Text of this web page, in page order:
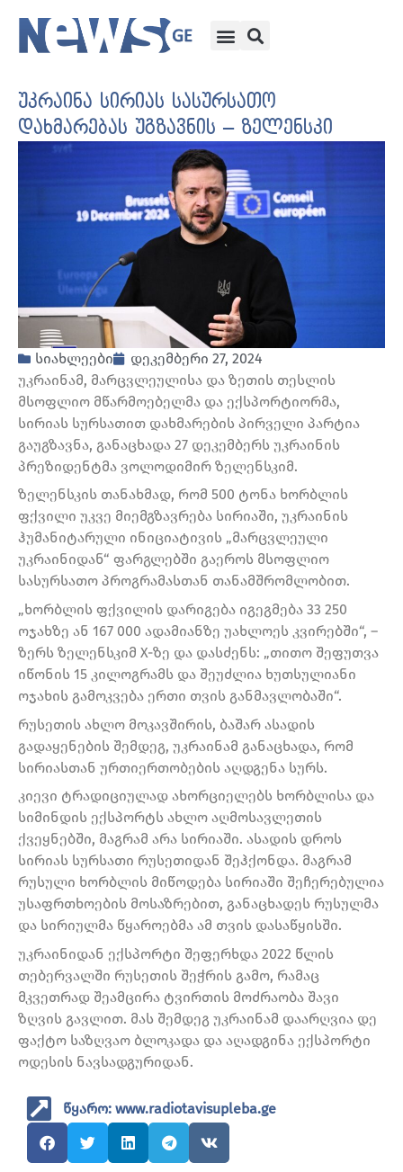
უკრაინა სირიას სასურსათო
დახმარებას უგზავნის – ზელენსკი
სიახლეები
დეკემბერი 27, 2024
უკრაინამ, მარცვლეულისა და ზეთის თესლის
მსოფლიო მწარმოებელმა და ექსპორტიორმა,
სირიას სურსათით დახმარების პირველი პარტია
გაუგზავნა, განაცხადა 27 დეკემბერს უკრაინის
პრეზიდენტმა ვოლოდიმირ ზელენსკიმ.
ზელენსკის თანახმად, რომ 500 ტონა ხორბლის
ფქვილი უკვე მიემგზავრება სირიაში, უკრაინის
ჰუმანიტარული ინიციატივის „მარცვლეული
უკრაინიდან“ ფარგლებში გაეროს მსოფლიო
სასურსათო პროგრამასთან თანამშრომლობით.
„ხორბლის ფქვილის დარიგება იგეგმება 33 250
ოჯახზე ან 167 000 ადამიანზე უახლოეს კვირებში“, –
ზერს ზელენსკიმ X-ზე და დასძენს: „თითო შეფუთვა
იწონის 15 კილოგრამს და შეუძლია ხუთსულიანი
ოჯახის გამოკვება ერთი თვის განმავლობაში“.
რუსეთის ახლო მოკავშირის, ბაშარ ასადის
გადაყენების შემდეგ, უკრაინამ განაცხადა, რომ
სირიასთან ურთიერთობების აღდგენა სურს.
კიევი ტრადიციულად ახორციელებს ხორბლისა და
სიმინდის ექსპორტს ახლო აღმოსავლეთის
ქვეყნებში, მაგრამ არა სირიაში. ასადის დროს
სირიას სურსათი რუსეთიდან შეჰქონდა. მაგრამ
რუსული ხორბლის მიწოდება სირიაში შეჩერებულია
უსაფრთხოების მოსაზრებით, განაცხადეს რუსულმა
და სირიულმა წყაროებმა ამ თვის დასაწყისში.
უკრაინიდან ექსპორტი შეფერხდა 2022 წლის
თებერვალში რუსეთის შეჭრის გამო, რამაც
მკვეთრად შეამცირა ტვირთის მოძრაობა შავი
ზღვის გავლით. მას შემდეგ უკრაინამ დაარღვია დე
ფაქტო საზღვაო ბლოკადა და აღადგინა ექსპორტი
ოდესის ნავსადგურიდან.
წყარო: www.radiotavisupleba.ge